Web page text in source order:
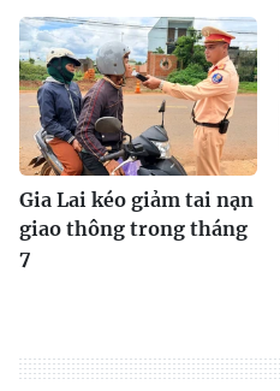
Gia Lai kéo giảm tai nạn
giao thông trong tháng
7